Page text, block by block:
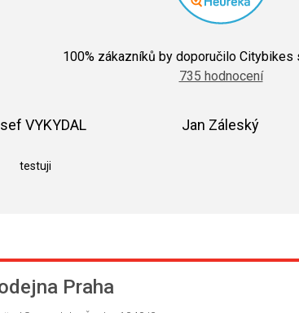
hodnocení
obchodu
je
5
hvězdiček.
100% zákazníků by doporučilo Citybikes
735 hodnocení
VYKYDAL
testuji
Jan Záleský
Praha